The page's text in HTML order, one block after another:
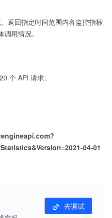
返回指定时间范围内各监控指标
用情况。
个 API 请求。
04-01
去调试